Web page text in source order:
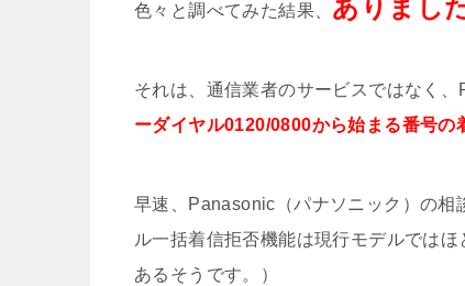
色々と調べてみた結果、 ありまし
それは、通信業者のサービスではなく
ーダイヤル0120/0800から始まる番号の
早速、Panasonic（パナソニック）の
ル一括着信拒否機能は現行モデルでは
あるそうです。）